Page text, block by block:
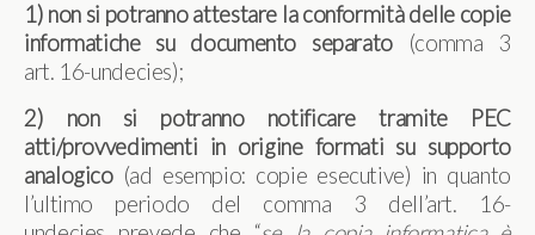
1) non si potranno attestare la conformità delle copie
informatiche su documento separato
(comma 3
art. 16-undecies);
2) non si potranno notificare tramite PEC
atti/provvedimenti in origine formati su supporto
analogico(ad esempio: copie esecutive) in quanto
l’ultimo periodo del comma 3 dell’art. 16-